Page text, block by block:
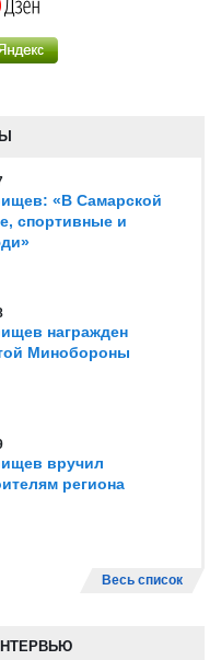
«В Самарской
спортивные и
награжден
Минобороны
вручил
региона
Весь список